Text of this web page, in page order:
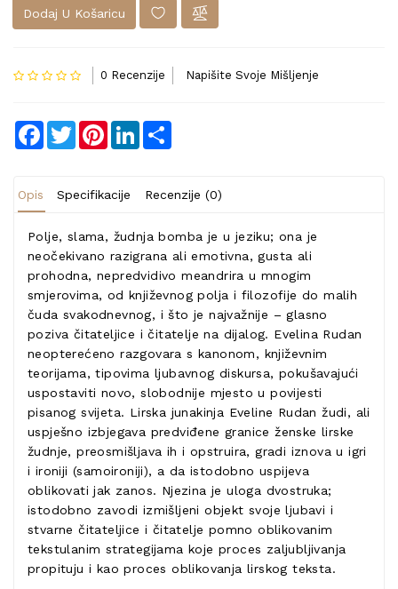
Dodaj U Košaricu
0 Recenzije Napišite Svoje Mišljenje
Facebook
TwitterPinterestLinkedIn
Opis Specifikacije Recenzije (0)
Polje, slama, žudnja bomba je u jeziku; ona je
neočekivano razigrana ali emotivna, gusta ali
prohodna, nepredvidivo meandrira u mnogim
smjerovima, od književnog polja i filozofije do malih
čuda svakodnevnog, i što je najvažnije – glasno
poziva čitateljice i čitatelje na dijalog. Evelina Rudan
neopterećeno razgovara s kanonom, književnim
teorijama, tipovima ljubavnog diskursa, pokušavajući
uspostaviti novo, slobodnije mjesto u povijesti
pisanog svijeta. Lirska junakinja Eveline Rudan žudi, ali
uspješno izbjegava predviđene granice ženske lirske
žudnje, preosmišljava ih i opstruira, gradi iznova u igri
i ironiji (samoironiji), a da istodobno uspijeva
oblikovati jak zanos. Njezina je uloga dvostruka;
istodobno zavodi izmišljeni objekt svoje ljubavi i
stvarne čitateljice i čitatelje pomno oblikovanim
tekstulanim strategijama koje proces zaljubljivanja
propituju i kao proces oblikovanja lirskog teksta.